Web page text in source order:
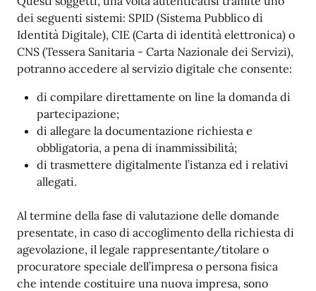
dei seguenti sistemi: SPID (Sistema Pubblico di
Identità Digitale), CIE (Carta di identità elettronica) o
CNS (Tessera Sanitaria - Carta Nazionale dei Servizi),
potranno accedere al servizio digitale che consente:
di compilare direttamente on line la domanda di
partecipazione;
di allegare la documentazione richiesta e
obbligatoria, a pena di inammissibilità;
di trasmettere digitalmente l’istanza ed i relativi
allegati.
Al termine della fase di valutazione delle domande
presentate, in caso di accoglimento della richiesta di
agevolazione, il legale rappresentante/titolare o
procuratore speciale dell’impresa o persona fisica
che intende costituire una nuova impresa, sono